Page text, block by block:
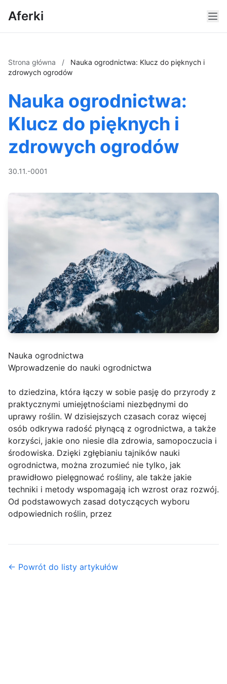
Aferki
Strona główna /
Nauka ogrodnictwa: Klucz do pięknych i
zdrowych ogrodów
Nauka ogrodnictwa:
Klucz do pięknych i
zdrowych ogrodów
30.11.-0001
Nauka ogrodnictwa
Wprowadzenie do nauki ogrodnictwa
to dziedzina, która łączy w sobie pasję do przyrody z
praktycznymi umiejętnościami niezbędnymi do
uprawy roślin. W dzisiejszych czasach coraz więcej
osób odkrywa radość płynącą z ogrodnictwa, a także
korzyści, jakie ono niesie dla zdrowia, samopoczucia i
środowiska. Dzięki zgłębianiu tajników nauki
ogrodnictwa, można zrozumieć nie tylko, jak
prawidłowo pielęgnować rośliny, ale także jakie
techniki i metody wspomagają ich wzrost oraz rozwój.
Od podstawowych zasad dotyczących wyboru
odpowiednich roślin, przez
← Powrót do listy artykułów